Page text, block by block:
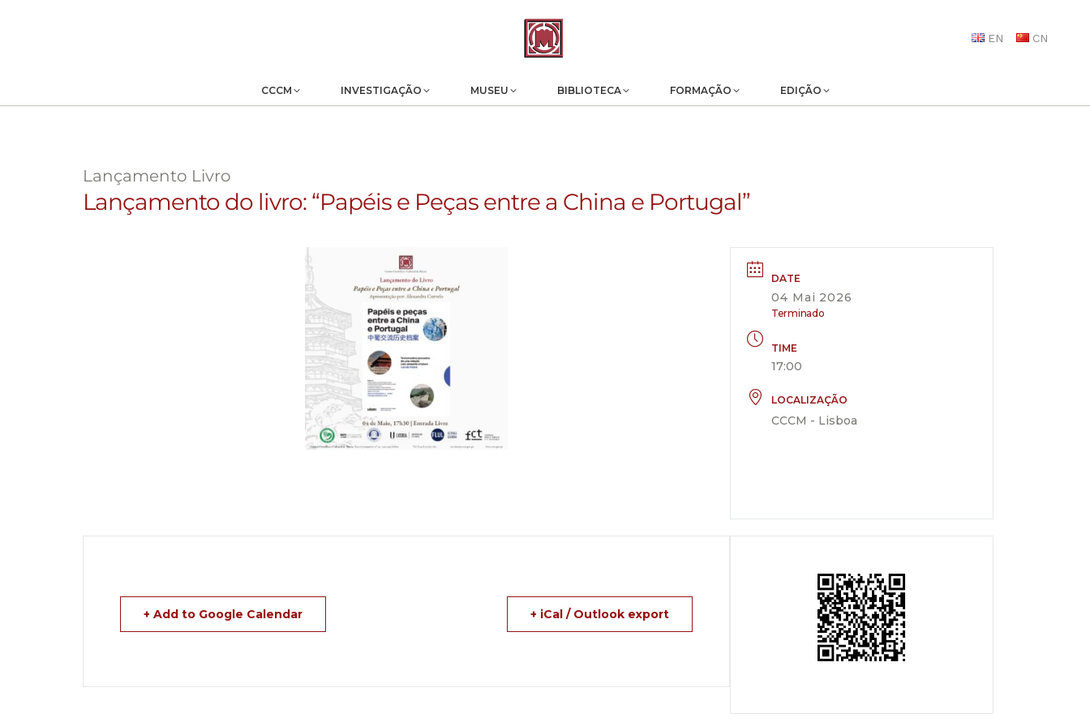
EN CN
CCCM INVESTIGAÇÃO MUSEU BIBLIOTECA FORMAÇÃO EDIÇÃO
Lançamento Livro
Lançamento do livro: “Papéis e Peças entre a China e Portugal”
DATE
04 Mai 2026
Terminado
TIME
17:00
LOCALIZAÇÃO
CCCM - Lisboa
+ Add to Google Calendar + iCal / Outlook export